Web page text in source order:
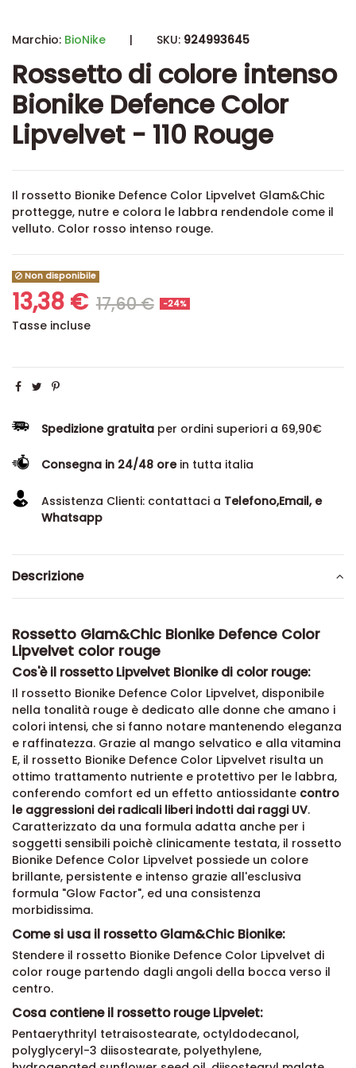
Marchio: BioNike | SKU: 924993645
Rossetto di colore intenso
Bionike Defence Color
Lipvelvet - 110 Rouge
Il rossetto Bionike Defence Color Lipvelvet Glam&Chic
prottegge, nutre e colora le labbra rendendole come il
velluto. Color rosso intenso rouge.
Non disponibile
13,38 € 17,60 € -24%
Tasse incluse
Spedizione gratuita per ordini superiori a 69,90€
Consegna in 24/48 orein tutta italia
Assistenza Clienti: contattaci a Telefono,Email, e
Whatsapp
Descrizione
Rossetto Glam&Chic Bionike Defence Color
Lipvelvet color rouge
Cos'è il rossetto Lipvelvet Bionike di color rouge:
Il rossetto Bionike Defence Color Lipvelvet, disponibile
nella tonalità rouge è dedicato alle donne che amano i
colori intensi, che si fanno notare mantenendo eleganza
e raffinatezza. Grazie al mango selvatico e alla vitamina
E, il rossetto Bionike Defence Color Lipvelvet risulta un
ottimo trattamento nutriente e protettivo per le labbra,
conferendo comfort ed un effetto antiossidante contro
le aggressioni dei radicali liberi indotti dai raggi UV.
Caratterizzato da una formula adatta anche per i
soggetti sensibili poichè clinicamente testata, il rossetto
Bionike Defence Color Lipvelvet possiede un colore
brillante, persistente e intenso grazie all'esclusiva
formula "Glow Factor", ed una consistenza
morbidissima.
Come si usa il rossetto Glam&Chic Bionike:
Stendere il rossetto Bionike Defence Color Lipvelvet di
color rouge partendo dagli angoli della bocca verso il
centro.
Cosa contiene il rossetto rouge Lipvelet:
Pentaerythrityl tetraisostearate, octyldodecanol,
polyglyceryl-3 diisostearate, polyethylene,